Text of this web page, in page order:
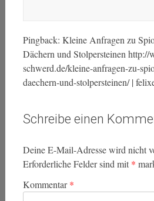
Pingback: Kleine Anfragen zu
Dächern und Stolpersteinen
schwerd.de/kleine-anfragen-zu-
daechern-und-stolpersteinen/ |
Schreibe einen
Deine E-Mail-Adresse wird nicht
Erforderliche Felder sind mit *
Kommentar*